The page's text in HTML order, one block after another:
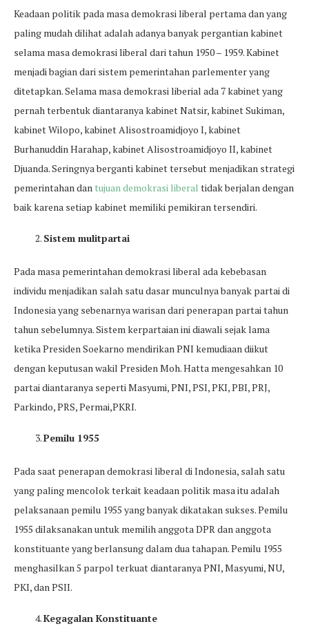
Keadaan politik pada masa demokrasi liberal pertama dan yang
paling mudah dilihat adalah adanya banyak pergantian kabinet
selama masa demokrasi liberal dari tahun 1950 – 1959. Kabinet
menjadi bagian dari sistem pemerintahan parlementer yang
ditetapkan. Selama masa demokrasi liberial ada 7 kabinet yang
pernah terbentuk diantaranya kabinet Natsir, kabinet Sukiman,
kabinet Wilopo, kabinet Alisostroamidjoyo I, kabinet
Burhanuddin Harahap, kabinet Alisostroamidjoyo II, kabinet
Djuanda. Seringnya berganti kabinet tersebut menjadikan strategi
pemerintahan dantujuan demokrasi liberal tidak berjalan dengan
baik karena setiap kabinet memiliki pemikiran tersendiri.
Sistem mulitpartai
Pada masa pemerintahan demokrasi liberal ada kebebasan
individu menjadikan salah satu dasar munculnya banyak partai di
Indonesia yang sebenarnya warisan dari penerapan partai tahun
tahun sebelumnya. Sistem kerpartaian ini diawali sejak lama
ketika Presiden Soekarno mendirikan PNI kemudiaan diikut
dengan keputusan wakil Presiden Moh. Hatta mengesahkan 10
partai diantaranya seperti Masyumi, PNI, PSI, PKI, PBI, PRJ,
Parkindo, PRS, Permai,PKRI.
Pemilu 1955
Pada saat penerapan demokrasi liberal di Indonesia, salah satu
yang paling mencolok terkait keadaan politik masa itu adalah
pelaksanaan pemilu 1955 yang banyak dikatakan sukses. Pemilu
1955 dilaksanakan untuk memilih anggota DPR dan anggota
konstituante yang berlansung dalam dua tahapan. Pemilu 1955
menghasilkan 5 parpol terkuat diantaranya PNI, Masyumi, NU,
PKI, dan PSII.
Kegagalan Konstituante